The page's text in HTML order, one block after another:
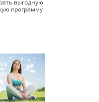
выгодную
программу